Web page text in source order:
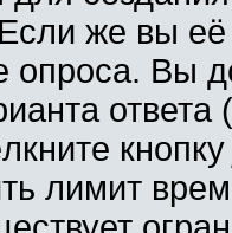
же вы её
опроса. Вы
ответа
лимит